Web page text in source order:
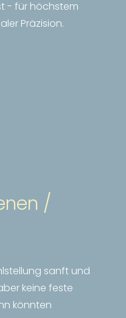
- für höchstem
Präzision.
/
sanft und
keine feste
könnten